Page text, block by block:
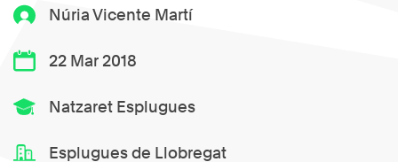
Núria Vicente Martí
22 Mar 2018
Natzaret Esplugues
Esplugues de Llobregat